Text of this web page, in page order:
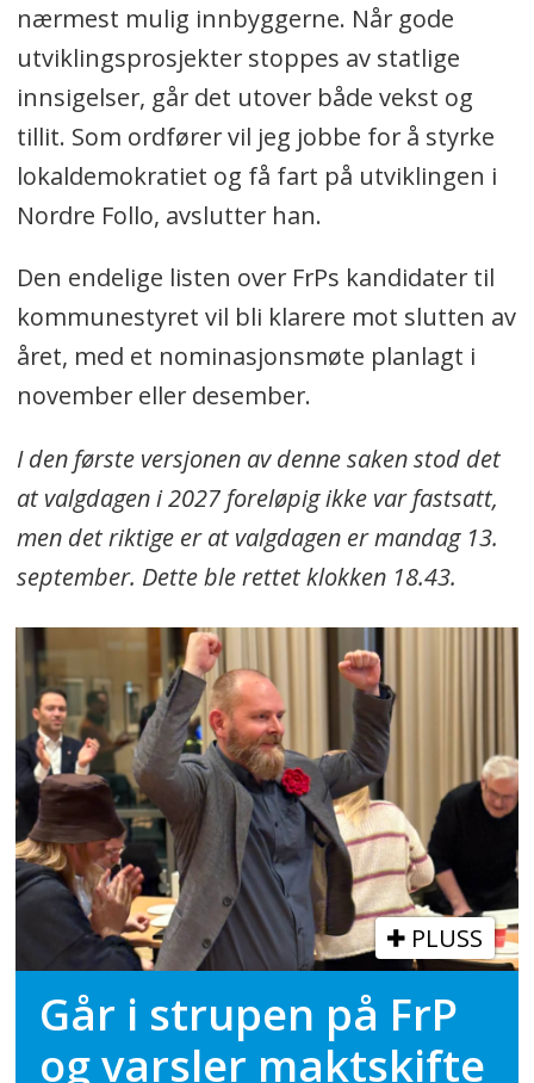
nærmest mulig innbyggerne. Når gode
utviklingsprosjekter stoppes av statlige
innsigelser, går det utover både vekst og
tillit. Som ordfører vil jeg jobbe for å styrke
lokaldemokratiet og få fart på utviklingen i
Nordre Follo, avslutter han.
Den endelige listen over FrPs kandidater til
kommunestyret vil bli klarere mot slutten av
året, med et nominasjonsmøte planlagt i
november eller desember.
I den første versjonen av denne saken stod det
at valgdagen i 2027 foreløpig ikke var fastsatt,
men det riktige er at valgdagen er mandag 13.
september. Dette ble rettet klokken 18.43.
PLUSS
Går i strupen på FrP
og varsler maktskifte